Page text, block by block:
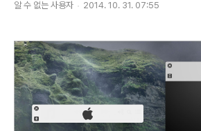
알 수 없는 사용자 2014. 10. 31. 07:55